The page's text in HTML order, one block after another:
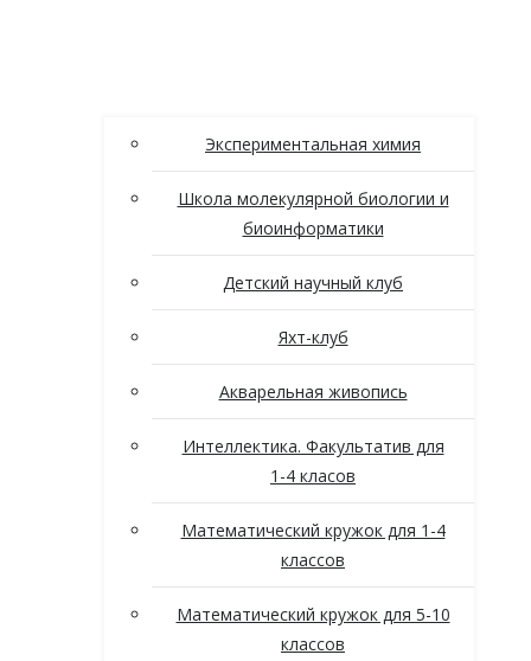
Экспериментальная химия
Школа молекулярной биологии и
биоинформатики
Детский научный клуб
Яхт-клуб
Акварельная живопись
Интеллектика. Факультатив для
1-4 класов
Математический кружок для 1-4
классов
Математический кружок для 5-10
классов